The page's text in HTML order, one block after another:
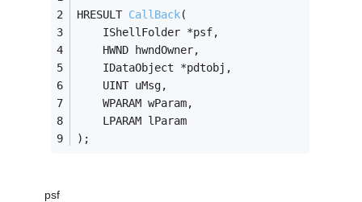
HRESULT CallBack(
    IShellFolder *psf,
    HWND hwndOwner,
    IDataObject *pdtobj,
    UINT uMsg,
    WPARAM wParam,
    LPARAM lParam
);
psf